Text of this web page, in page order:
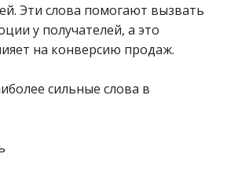
Эти слова помогают вызвать
у получателей, а это
на конверсию продаж.
сильные слова в